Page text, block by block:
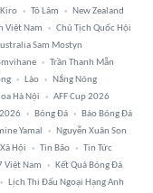
Tô Lâm
New Zealand
Việt Nam
Chủ Tịch Quốc Hội
Sam Mostyn
Trần Thanh Mẫn
Lào
Nắng Nóng
Hà Nội
AFF Cup 2026
Bóng Đá
Báo Bóng Đá
Yamal
Nguyễn Xuân Son
Xã Hội Tin Bão
Tin Tức
Việt Nam
Kết Quả Bóng Đá
Lịch Thi Đấu Ngoại Hạng Anh